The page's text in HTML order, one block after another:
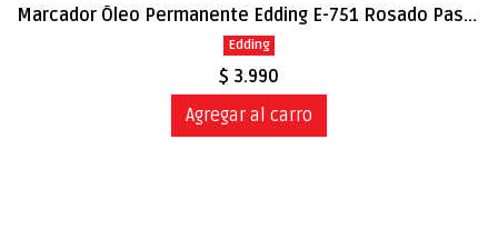
Marcador Óleo Permanente Edding E-751 Rosado Pastel
Edding
$ 3.990
Agregar al carro